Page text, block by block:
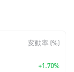
変動率 (%)
+1.70%